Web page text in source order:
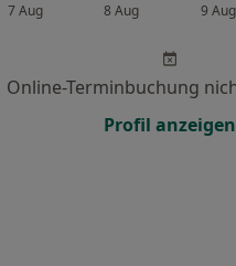
7 Aug 8 Aug 9 Aug
Online-Terminbuchung
Profil anzeigen